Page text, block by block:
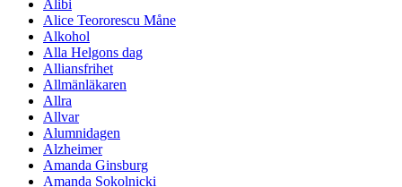
Alibi
Alice Teororescu Måne
Alkohol
Alla Helgons dag
Alliansfrihet
Allmänläkaren
Allra
Allvar
Alumnidagen
Alzheimer
Amanda Ginsburg
Amanda Sokolnicki